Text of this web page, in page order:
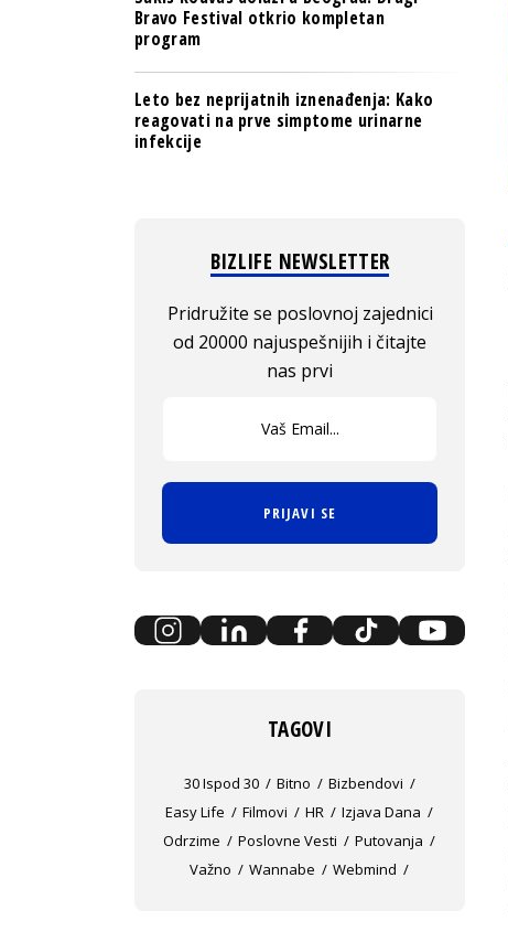
Bravo Festival otkrio kompletan
program
Leto bez neprijatnih iznenađenja: Kako
reagovati na prve simptome urinarne
infekcije
BIZLIFE NEWSLETTER
Pridružite se poslovnoj zajednici
od 20000 najuspešnijih i čitajte
nas prvi
PRIJAVI SE
TAGOVI
30 Ispod 30 Bitno
Bizbendovi
Easy Life
Filmovi HR
Izjava Dana
Odrzime
Poslovne Vesti
Putovanja
Važno
Wannabe Webmind